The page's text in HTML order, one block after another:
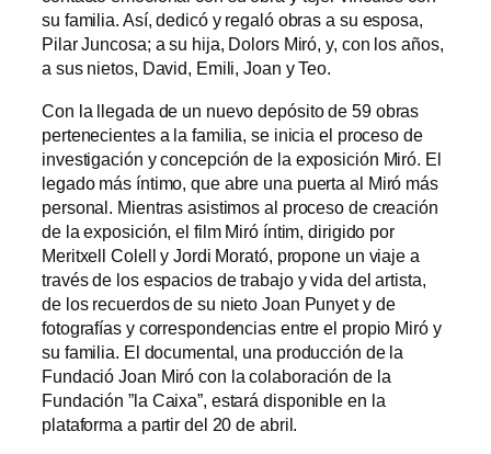
su familia. Así, dedicó y regaló obras a su esposa,
Pilar Juncosa; a su hija, Dolors Miró, y, con los años,
a sus nietos, David, Emili, Joan y Teo.
Con la llegada de un nuevo depósito de 59 obras
pertenecientes a la familia, se inicia el proceso de
investigación y concepción de la exposición Miró. El
legado más íntimo, que abre una puerta al Miró más
personal. Mientras asistimos al proceso de creación
de la exposición, el film Miró íntim, dirigido por
Meritxell Colell y Jordi Morató, propone un viaje a
través de los espacios de trabajo y vida del artista,
de los recuerdos de su nieto Joan Punyet y de
fotografías y correspondencias entre el propio Miró y
su familia. El documental, una producción de la
Fundació Joan Miró con la colaboración de la
Fundación ”la Caixa”, estará disponible en la
plataforma a partir del 20 de abril.